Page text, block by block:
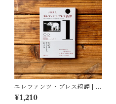
エレファンツ・ブレス綺譚 | 吉
田 篤弘
¥1,210